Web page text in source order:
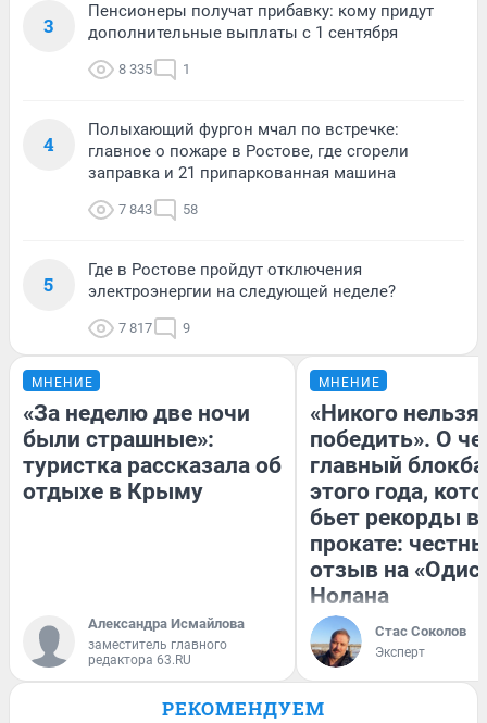
3
Пенсионеры получат прибавку: кому придут
дополнительные выплаты с 1 сентября
8 335 1
4
Полыхающий фургон мчал по встречке:
главное о пожаре в Ростове, где сгорели
заправка и 21 припаркованная машина
7 843 58
5
Где в Ростове пройдут отключения
электроэнергии на следующей неделе?
7 817 9
МНЕНИЕ
«За неделю две ночи
были страшные»:
туристка рассказала об
отдыхе в Крыму
Александра Исмайлова
заместитель главного
редактора 63.RU
МНЕНИЕ
«Никого нельзя
победить». О
главный
этого года,
бьет рекорды в
прокате:
отзыв на
Нолана
Стас Соколов
Эксперт
РЕКОМЕНДУЕМ